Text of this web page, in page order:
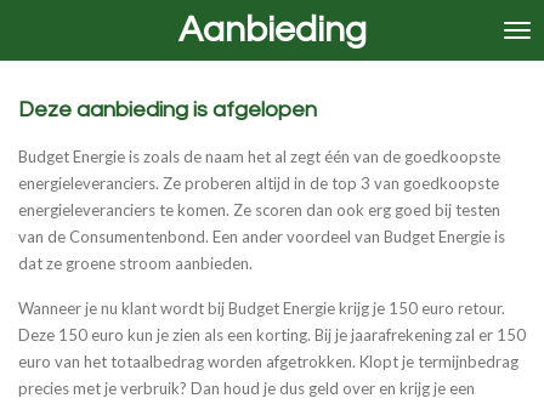
de
Aanbieding
Deze aanbieding is afgelopen
Budget Energie is zoals de naam het al zegt één van de goedkoopste
energieleveranciers. Ze proberen altijd in de top 3 van goedkoopste
energieleveranciers te komen. Ze scoren dan ook erg goed bij testen
van de Consumentenbond. Een ander voordeel van Budget Energie is
dat ze groene stroom aanbieden.
Wanneer je nu klant wordt bij Budget Energie krijg je 150 euro retour.
Deze 150 euro kun je zien als een korting. Bij je jaarafrekening zal er 150
euro van het totaalbedrag worden afgetrokken. Klopt je termijnbedrag
precies met je verbruik? Dan houd je dus geld over en krijg je een